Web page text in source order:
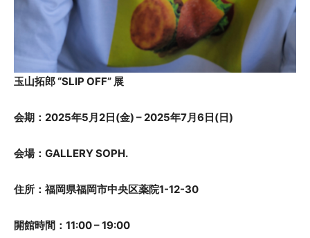
玉山拓郎 “SLIP OFF” 展
会期：2025年5月2日(金) – 2025年7月6日(日)
会場：GALLERY SOPH.
住所：福岡県福岡市中央区薬院1-12-30
開館時間：11:00 – 19:00